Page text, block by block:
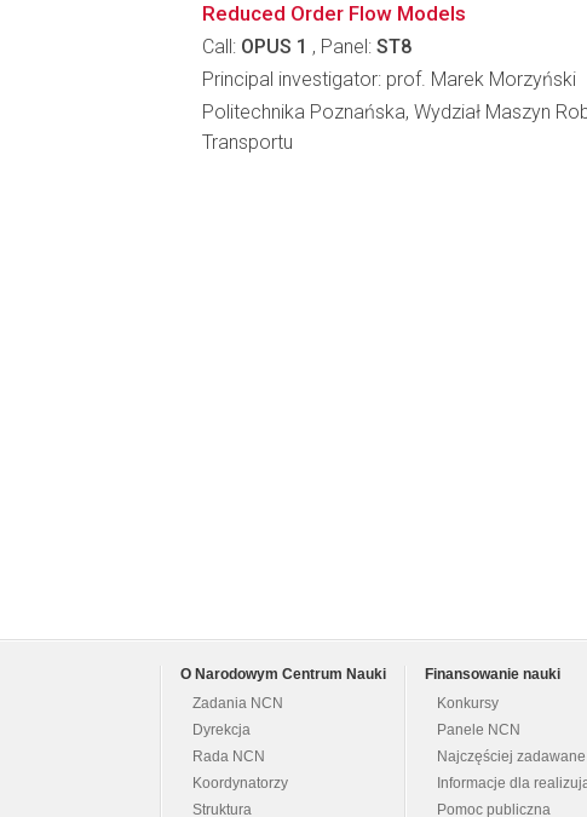
Reduced Order Flow Models
Call: OPUS 1 , Panel: ST8
Principal investigator: prof. Marek Morzyński
Politechnika Poznańska, Wydział Maszyn
Transportu
O Narodowym Centrum Nauki
Zadania NCN
Dyrekcja
Rada NCN
Koordynatorzy
Struktura
Finansowanie nauki
Konkursy
Panele NCN
Najczęściej
Informacje dla
Pomoc publiczna